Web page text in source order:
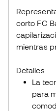
corto FC
mientras
Detalles
La
para